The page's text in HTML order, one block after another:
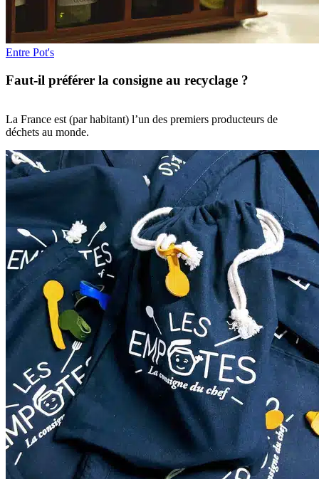
Entre Pot's
Faut-il préférer la consigne au recyclage ?
La France est (par habitant) l’un des premiers producteurs de
déchets au monde.